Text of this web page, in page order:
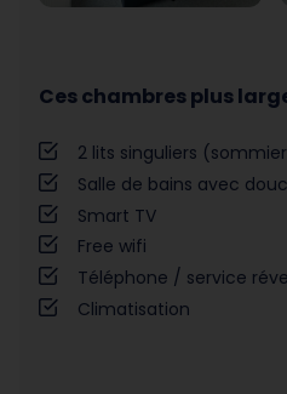
Ces chambres plus
2 lits singuliers
Salle de bains avec
Smart TV
Free wifi
Téléphone / service
Climatisation